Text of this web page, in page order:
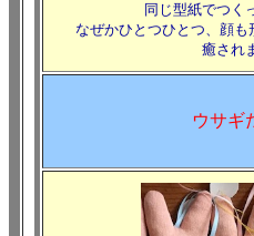
同じ型紙でつく
なぜかひとつひとつ、顔
癒され
ウサギ